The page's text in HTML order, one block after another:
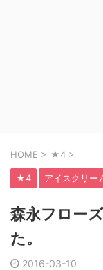
HOME > ★4 >
★4 アイスクリー
森永フロー
た。
2016-03-10